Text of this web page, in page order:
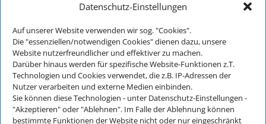
Datenschutz-Einstellungen
Auf unserer Website verwenden wir sog. "Cookies".
Die "essenziellen/notwendigen Cookies" dienen dazu, unsere
Website nutzerfreundlicher und effektiver zu machen.
Darüber hinaus werden für spezifische Website-Funktionen z.T.
Technologien und Cookies verwendet, die z.B. IP-Adressen der
Nutzer verarbeiten und externe Medien einbinden.
Sie können diese Technologien - unter Datenschutz-Einstellungen -
"Akzeptieren" oder "Ablehnen". Im Falle der Ablehnung können
bestimmte Funktionen der Website nicht oder nur eingeschränkt
Veronika Thomae
Thomanhof - Ferienwohnungen
Auf der Reiten 18
D-83486 Ramsau bei Berchtesgaden